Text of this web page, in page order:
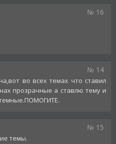
№ 16
№ 14
во всех темах что ставил
прозрачные а ставлю тему и
№ 15
темы.